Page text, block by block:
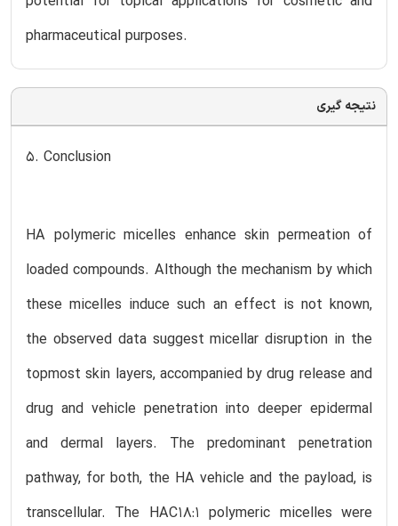
pharmaceutical purposes.
نتیجه گیری
5. Conclusion
HA polymeric micelles enhance skin permeation of
loaded compounds. Although the mechanism by which
these micelles induce such an effect is not known,
the observed data suggest micellar disruption in the
topmost skin layers, accompanied by drug release and
drug and vehicle penetration into deeper epidermal
and dermal layers. The predominant penetration
pathway, for both, the HA vehicle and the payload, is
transcellular. The HAC18:1 polymeric micelles were